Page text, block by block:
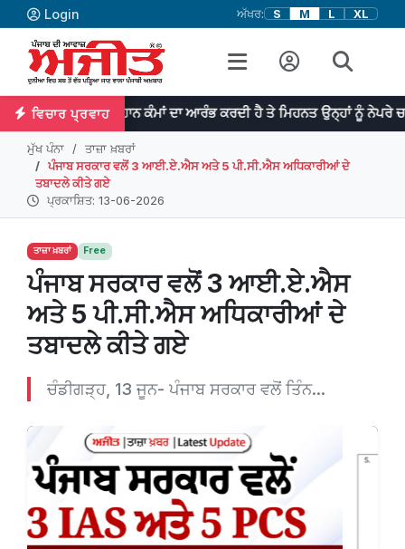
Login ਅੱਖਰ: S M L XL
ਵਿਚਾਰ ਪ੍ਰਵਾਹ
ਮਹਾਨ ਕੰਮਾਂ ਦਾ ਆਰੰਭ ਕਰਦੀ ਹੈ ਤੇ ਮਿਹਨਤ ਉਨ੍ਹਾਂ ਨੂੰ ਨੇਪਰੇ ਚੜ੍ਹਾਉਂਦੀ ਹੈ। -
ਮੁੱਖ ਪੰਨਾ
ਤਾਜ਼ਾ ਖ਼ਬਰਾਂ
ਪੰਜਾਬ ਸਰਕਾਰ ਵਲੋਂ 3 ਆਈ.ਏ.ਐਸ ਅਤੇ 5 ਪੀ.ਸੀ.ਐਸ ਅਧਿਕਾਰੀਆਂ ਦੇ
ਤਬਾਦਲੇ ਕੀਤੇ ਗਏ
ਪ੍ਰਕਾਸ਼ਿਤ: 13-06-2026
ਤਾਜ਼ਾ ਖ਼ਬਰਾਂ Free
ਪੰਜਾਬ ਸਰਕਾਰ ਵਲੋਂ 3 ਆਈ.ਏ.ਐਸ
ਅਤੇ 5 ਪੀ.ਸੀ.ਐਸ ਅਧਿਕਾਰੀਆਂ ਦੇ
ਤਬਾਦਲੇ ਕੀਤੇ ਗਏ
ਚੰਡੀਗੜ੍ਹ, 13 ਜੂਨ- ਪੰਜਾਬ ਸਰਕਾਰ ਵਲੋਂ ਤਿੰਨ...